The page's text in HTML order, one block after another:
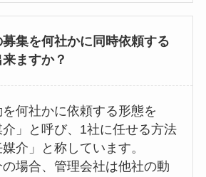
集を何社かに同時依頼する
ますか？
何社かに依頼する形態を
介」と呼び、1社に任せる方法
介」と称しています。
場合、管理会社は他社の動